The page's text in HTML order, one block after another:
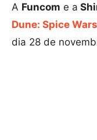
A Funcom e a
Dune: Spice Wars
dia 28 de